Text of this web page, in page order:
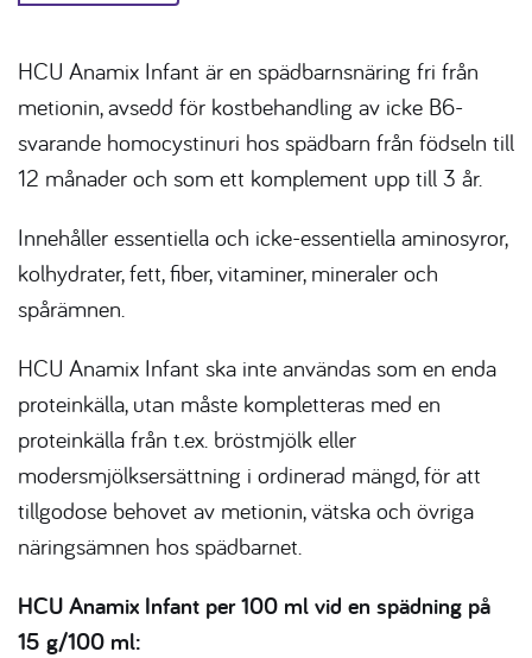
HCU Anamix Infant är en spädbarnsnäring fri från
metionin, avsedd för kostbehandling av icke B6-
svarande homocystinuri hos spädbarn från födseln till
12 månader och som ett komplement upp till 3 år.
Innehåller essentiella och icke-essentiella aminosyror,
kolhydrater, fett, fiber, vitaminer, mineraler och
spårämnen.
HCU Anamix Infant ska inte användas som en enda
proteinkälla, utan måste kompletteras med en
proteinkälla från t.ex. bröstmjölk eller
modersmjölksersättning i ordinerad mängd, för att
tillgodose behovet av metionin, vätska och övriga
näringsämnen hos spädbarnet.
HCU Anamix Infant per 100 ml vid en spädning på
15 g/100 ml: